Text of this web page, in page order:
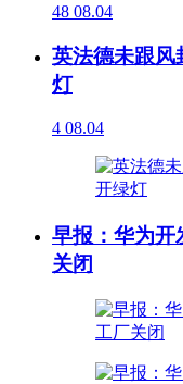
48 08.04
英法德未跟
灯
4 08.04
早报：华为开
关闭